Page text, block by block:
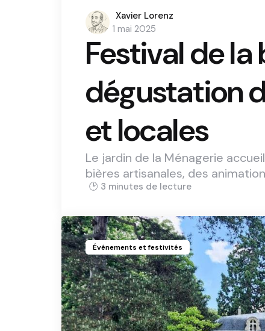
Posted
by
Xavier Lorenz
1 mai 2025
Festival de la
dégustation
et locales
Le jardin de la Ménagerie
bières artisanales, des
3 min
Événements et festivités